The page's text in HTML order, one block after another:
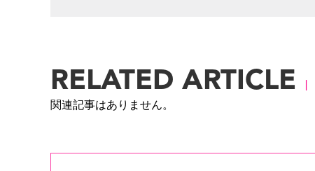
RELATED ARTICLE
関連記事はありません。